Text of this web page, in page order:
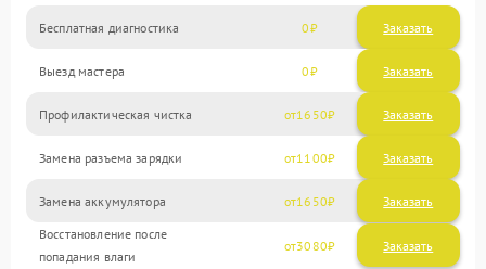
Бесплатная диагностика 0 Заказать
Выезд мастера 0 Заказать
Профилактическая чистка 1650
Замена разъема зарядки 1100
Замена аккумулятора 1650
Восстановление после
попадания влаги
3080